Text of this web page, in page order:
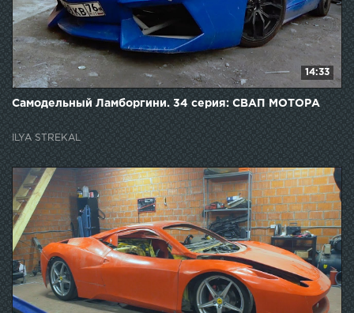
14:33
Самодельный Ламборгини. 34 серия: СВАП МОТОРА
ILYA STREKAL